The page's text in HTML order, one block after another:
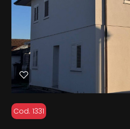
Cod. 1331